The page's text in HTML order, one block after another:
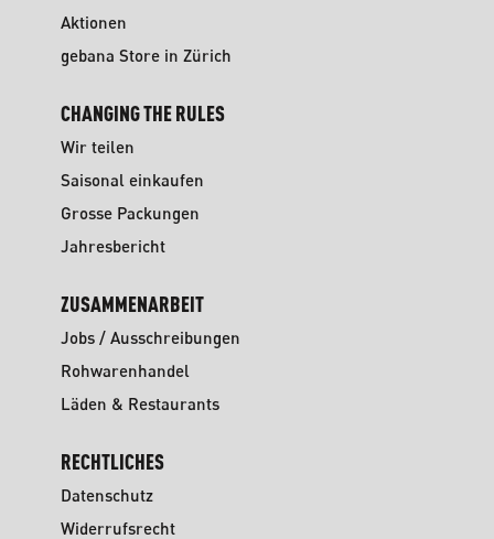
Aktionen
gebana Store in Zürich
CHANGING THE RULES
Wir teilen
Saisonal einkaufen
Grosse Packungen
Jahresbericht
ZUSAMMENARBEIT
Jobs / Ausschreibungen
Rohwarenhandel
Läden & Restaurants
RECHTLICHES
Datenschutz
Widerrufsrecht